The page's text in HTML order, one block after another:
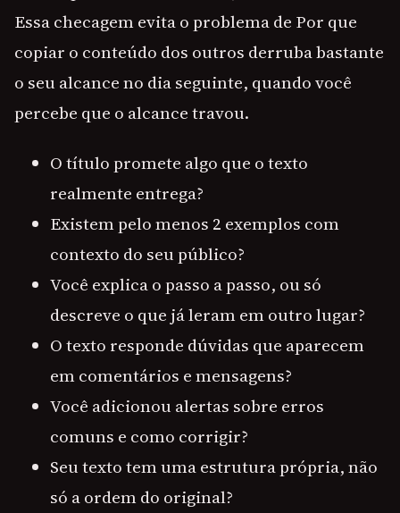
Essa checagem evita o problema de Por que
copiar o conteúdo dos outros derruba bastante
o seu alcance no dia seguinte, quando você
percebe que o alcance travou.
O título promete algo que o texto
realmente entrega?
Existem pelo menos 2 exemplos com
contexto do seu público?
Você explica o passo a passo, ou só
descreve o que já leram em outro lugar?
O texto responde dúvidas que aparecem
em comentários e mensagens?
Você adicionou alertas sobre erros
comuns e como corrigir?
Seu texto tem uma estrutura própria, não
só a ordem do original?